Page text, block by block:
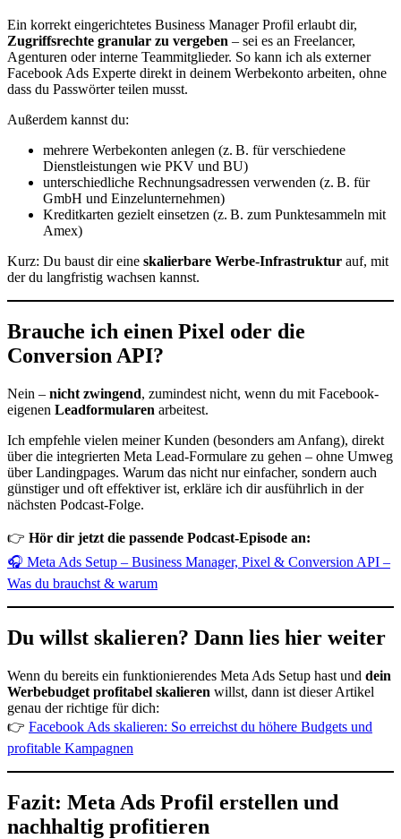
Ein korrekt eingerichtetes Business Manager Profil erlaubt dir,
Zugriffsrechte granular zu vergeben – sei es an Freelancer,
Agenturen oder interne Teammitglieder. So kann ich als externer
Facebook Ads Experte direkt in deinem Werbekonto arbeiten, ohne
dass du Passwörter teilen musst.
Außerdem kannst du:
mehrere Werbekonten anlegen (z. B. für verschiedene
Dienstleistungen wie PKV und BU)
unterschiedliche Rechnungsadressen verwenden (z. B. für
GmbH und Einzelunternehmen)
Kreditkarten gezielt einsetzen (z. B. zum Punktesammeln mit
Amex)
Kurz: Du baust dir eine skalierbare Werbe-Infrastruktur auf, mit
der du langfristig wachsen kannst.
Brauche ich einen Pixel oder die
Conversion API?
Nein – nicht zwingend, zumindest nicht, wenn du mit Facebook-
eigenen Leadformularen arbeitest.
Ich empfehle vielen meiner Kunden (besonders am Anfang), direkt
über die integrierten Meta Lead-Formulare zu gehen – ohne Umweg
über Landingpages. Warum das nicht nur einfacher, sondern auch
günstiger und oft effektiver ist, erkläre ich dir ausführlich in der
nächsten Podcast-Folge.
👉 Hör dir jetzt die passende Podcast-Episode an:
🎧 Meta Ads Setup – Business Manager, Pixel & Conversion API –
Was du brauchst & warum
Du willst skalieren? Dann lies hier weiter
Wenn du bereits ein funktionierendes Meta Ads Setup hast und dein
Werbebudget profitabel skalieren willst, dann ist dieser Artikel
genau der richtige für dich:
👉 Facebook Ads skalieren: So erreichst du höhere Budgets und
profitable Kampagnen
Fazit: Meta Ads Profil erstellen und
nachhaltig profitieren